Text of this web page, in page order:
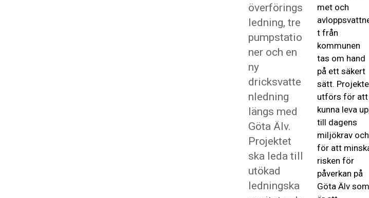
överförings
ledning, tre
pumpstatio
ner och en
ny
dricksvatte
nledning
längs med
Göta Älv.
Projektet
ska leda till
utökad
ledningska
met och
t från
kommunen
tas om hand
på ett säkert
sätt.
utförs för att
kunna leva
till dagens
miljökrav och
för att
risken för
påverkan på
Göta Älv som